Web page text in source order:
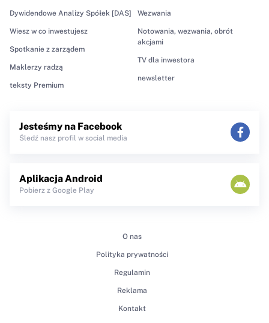
Dywidendowe Analizy Spółek [DAS]
Wiesz w co inwestujesz
Spotkanie z zarządem
Maklerzy radzą
teksty Premium
Wezwania
Notowania, wezwania, obrót
akcjami
TV dla inwestora
newsletter
Jesteśmy na Facebook
Śledź nasz profil w social media
Aplikacja Android
Pobierz z Google Play
O nas
Polityka prywatności
Regulamin
Reklama
Kontakt